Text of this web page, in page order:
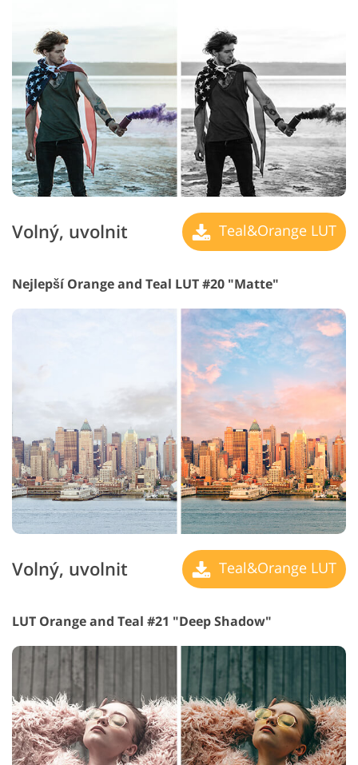
Volný, uvolnit Teal&Orange LUT
Nejlepší Orange and Teal LUT #20 "Matte"
Volný, uvolnit Teal&Orange LUT
LUT Orange and Teal #21 "Deep Shadow"